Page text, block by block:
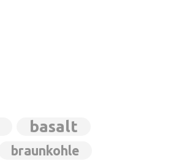
basalt
braunkohle